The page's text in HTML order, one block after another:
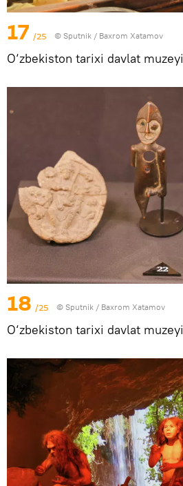
17 /25 © Sputnik / Baxrom Xatamov
O‘zbekiston tarixi davlat muzeyi
18 /25 © Sputnik / Baxrom Xatamov
O‘zbekiston tarixi davlat muzeyi